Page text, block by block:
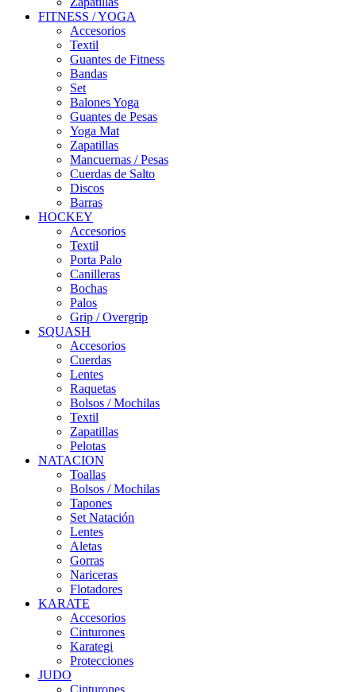
FITNESS / YOGA
Accesorios
Textil
Guantes de Fitness
Bandas
Set
Balones Yoga
Guantes de Pesas
Yoga Mat
Zapatillas
Mancuernas / Pesas
Cuerdas de Salto
Discos
Barras
HOCKEY
Accesorios
Textil
Porta Palo
Canilleras
Bochas
Palos
Grip / Overgrip
SQUASH
Accesorios
Cuerdas
Lentes
Raquetas
Bolsos / Mochilas
Textil
Zapatillas
Pelotas
NATACION
Toallas
Bolsos / Mochilas
Tapones
Set Natación
Lentes
Aletas
Gorras
Nariceras
Flotadores
KARATE
Accesorios
Cinturones
Karategi
Protecciones
JUDO